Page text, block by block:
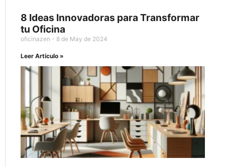
8 Ideas Innovadoras para Transformar
tu Oficina
oficinazen 8 de May de 2024
Leer Artículo »